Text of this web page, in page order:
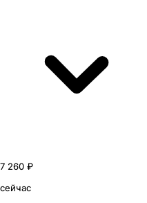
7 260 ₽
сейчас